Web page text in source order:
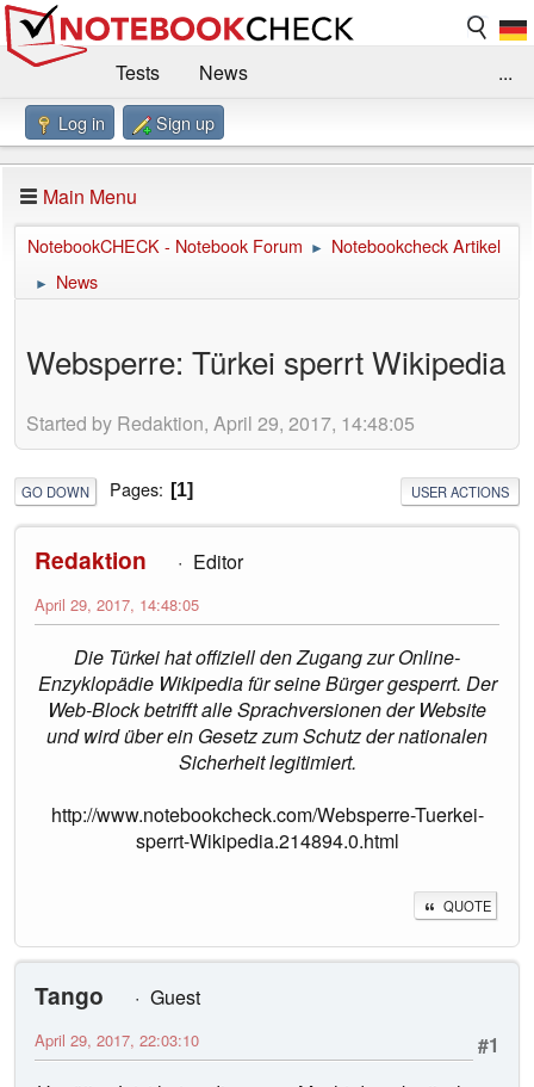
Tests
News
Benchmarks / Technik
Forum
Impressum
...
Log in Sign up
Main Menu
NotebookCHECK - Notebook Forum ► Notebookcheck Artikel
► News
Websperre: Türkei sperrt Wikipedia
Started by Redaktion, April 29, 2017, 14:48:05
GO DOWN Pages 1 USER ACTIONS
Redaktion Editor
April 29, 2017, 14:48:05
Die Türkei hat offiziell den Zugang zur Online-
Enzyklopädie Wikipedia für seine Bürger gesperrt. Der
Web-Block betrifft alle Sprachversionen der Website
und wird über ein Gesetz zum Schutz der nationalen
Sicherheit legitimiert.
http://www.notebookcheck.com/Websperre-Tuerkei-
sperrt-Wikipedia.214894.0.html
QUOTE
Tango
Guest
#1
April 29, 2017, 22:03:10